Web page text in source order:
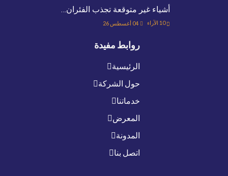
أشياء غير متوقعة تجذب الفئران…
04 أغسطس 26 10 الآراء
روابط مفيدة
الرئيسية
حول الشركة
خدماتنا
المعرض
المدونة
اتصل بنا